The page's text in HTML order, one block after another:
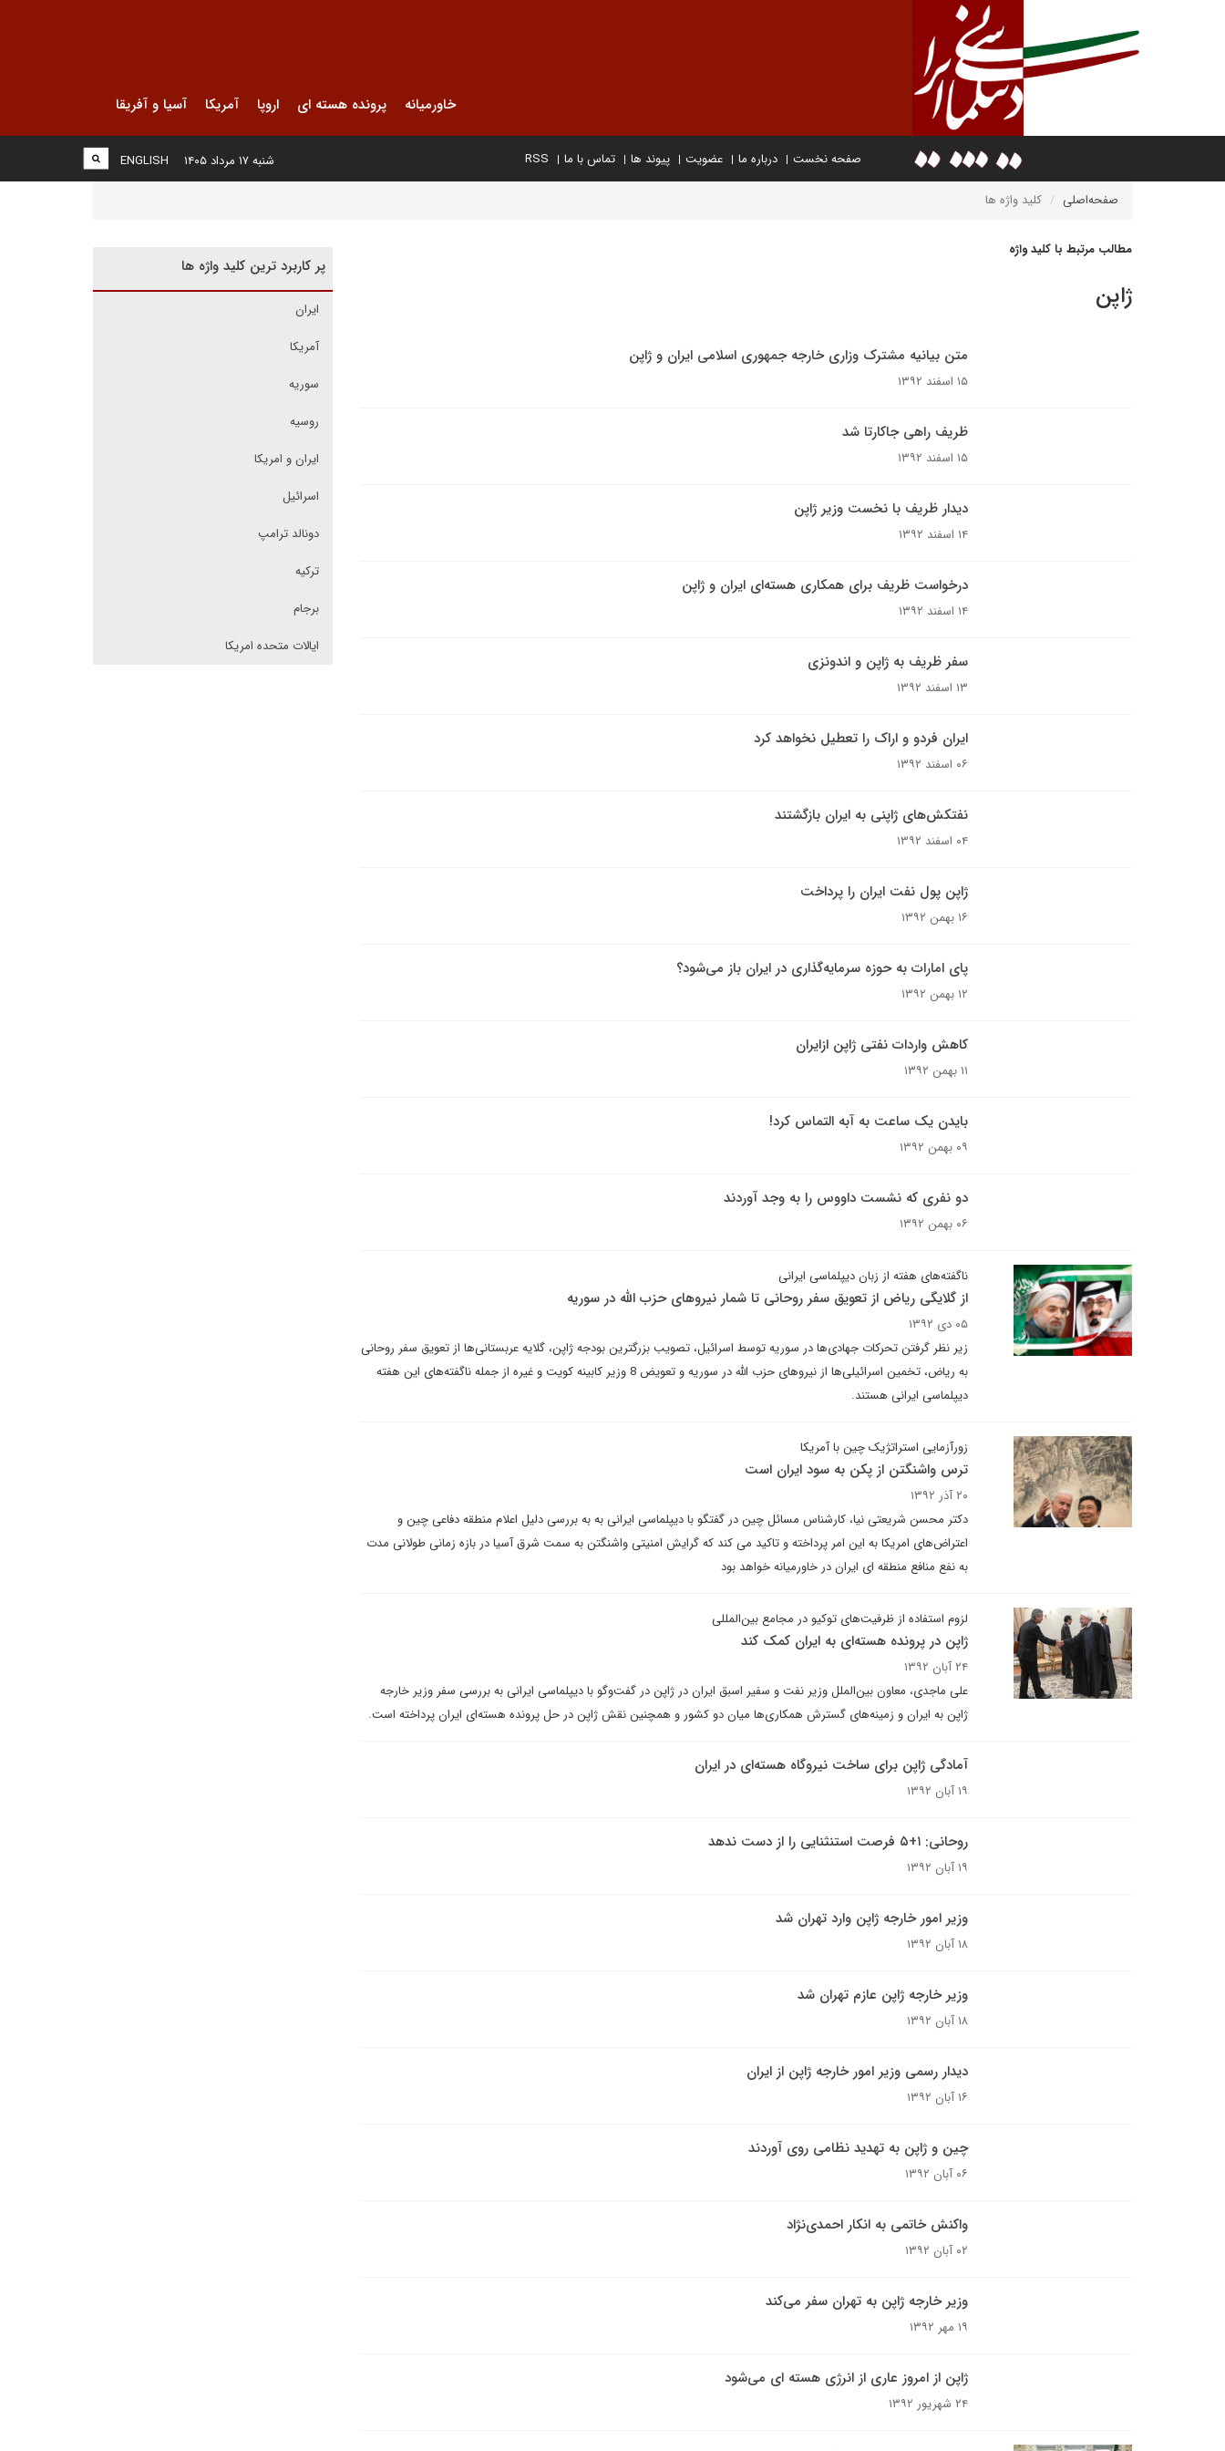
خاورمیانه پرونده هسته ای اروپا آمریکا آسیا و آفریقا
صفحه نخست درباره ما عضویت پیوند ها تماس با ما RSS
ENGLISH شنبه ۱۷ مرداد ۱۴۰۵
صفحه‌اصلی کلید واژه ها
مطالب مرتبط با کلید واژه
ژاپن
متن بیانیه مشترک وزاری خارجه جمهوری اسلامی ایران و ژاپن
۱۵ اسفند ۱۳۹۲
ظریف راهی جاکارتا شد
۱۵ اسفند ۱۳۹۲
دیدار ظریف با نخست وزیر ژاپن
۱۴ اسفند ۱۳۹۲
درخواست ظریف برای همکاری هسته‌ای ایران و ژاپن
۱۴ اسفند ۱۳۹۲
سفر ظریف به ژاپن و اندونزی
۱۳ اسفند ۱۳۹۲
ایران فردو و اراک را تعطیل نخواهد کرد
۰۶ اسفند ۱۳۹۲
نفتکش‌های ژاپنی به ایران بازگشتند
۰۴ اسفند ۱۳۹۲
ژاپن پول نفت ایران را پرداخت
۱۶ بهمن ۱۳۹۲
پای امارات به حوزه سرمایه‌گذاری در ایران باز می‌شود؟
۱۲ بهمن ۱۳۹۲
کاهش واردات نفتی ژاپن ازایران
۱۱ بهمن ۱۳۹۲
بایدن یک ساعت به آبه التماس کرد!
۰۹ بهمن ۱۳۹۲
دو نفری که نشست داووس را به وجد آوردند
۰۶ بهمن ۱۳۹۲
ناگفته‌های هفته از زبان دیپلماسی ایرانی
از گلایگی ریاض از تعویق سفر روحانی تا شمار نیروهای حزب الله در سوریه
۰۵ دی ۱۳۹۲
زیر نظر گرفتن تحرکات‌ جهادی‌ها در سوریه توسط اسرائیل، تصویب بزرگترین بودجه ژاپن، گلایه عربستانی‌ها از تعویق سفر روحانی
به ریاض، تخمین اسرائیلی‌ها از نیروهای حزب الله در سوریه و تعویض 8 وزیر کابینه کویت و غیره از جمله ناگفته‌های این هفته
دیپلماسی ایرانی هستند.
زورآزمایی استراتژیک چین با آمریکا
ترس واشنگتن از پکن به سود ایران است
۲۰ آذر ۱۳۹۲
دکتر محسن شریعتی نیا، کارشناس مسائل چین در گفتگو با دیپلماسی ایرانی به به بررسی دلیل اعلام منطقه دفاعی چین و
اعتراض‌های امریکا به این امر پرداخته و تاکید می کند که گرایش امنیتی واشنگتن به سمت شرق آسیا در بازه زمانی طولانی مدت
به نفع منافع منطقه ای ایران در خاورمیانه خواهد بود
لزوم استفاده از ظرفیت‌های توکیو در مجامع بین‌المللی
ژاپن در پرونده هسته‌ای به ایران کمک کند
۲۴ آبان ۱۳۹۲
علی ماجدی، معاون بین‌الملل وزیر نفت و سفیر اسبق ایران در ژاپن در گفت‌وگو با دیپلماسی ایرانی به بررسی سفر وزیر خارجه
ژاپن به ایران و زمینه‌های گسترش همکاری‌ها میان دو کشور و همچنین نقش ژاپن در حل پرونده هسته‌ای ایران پرداخته است.
آمادگی ژاپن برای ساخت نیروگاه هسته‌ای در ایران
۱۹ آبان ۱۳۹۲
روحانی: ۱+۵ فرصت استنثنایی را از دست ندهد
۱۹ آبان ۱۳۹۲
وزیر امور خارجه ژاپن وارد تهران شد
۱۸ آبان ۱۳۹۲
وزیر خارجه ژاپن عازم تهران شد
۱۸ آبان ۱۳۹۲
دیدار رسمی وزیر امور خارجه ژاپن از ایران
۱۶ آبان ۱۳۹۲
چین و ژاپن به تهدید نظامی روی آوردند
۰۶ آبان ۱۳۹۲
واکنش خاتمی به انکار احمدی‌نژاد
۰۲ آبان ۱۳۹۲
وزیر خارجه ژاپن به تهران سفر می‌کند
۱۹ مهر ۱۳۹۲
ژاپن از امروز عاری از انرژی هسته ای می‌شود
۲۴ شهریور ۱۳۹۲
پر کاربرد ترین کلید واژه ها
ایران
آمریکا
سوریه
روسیه
ایران و امریکا
اسرائیل
دونالد ترامپ
ترکیه
برجام
ایالات متحده امریکا